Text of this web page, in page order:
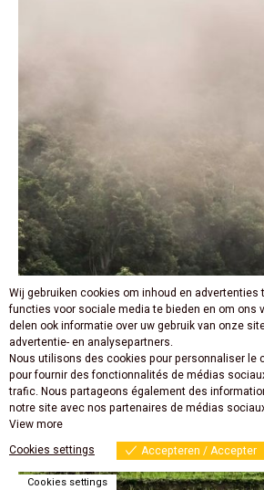
Wij gebruiken cookies om inhoud en advertenties
functies voor sociale media te bieden en om ons
delen ook informatie over uw gebruik van onze
advertentie- en analysepartners.
Nous utilisons des cookies pour personnaliser le
pour fournir des fonctionnalités de médias
trafic. Nous partageons également des
notre site avec nos partenaires de médias
View more
Cookies settings
Accepteren / Accepter
Cookies settings